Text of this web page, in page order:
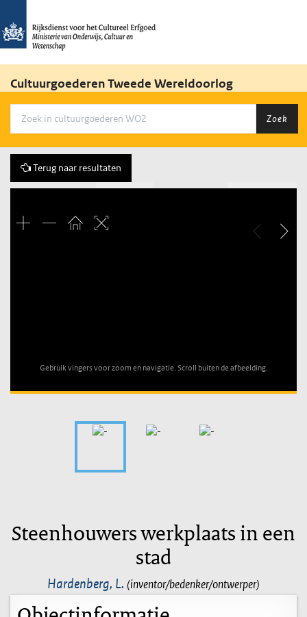
Cultuurgoederen Tweede Wereldoorlog
Zoek
Terug naar resultaten
Gebruik vingers voor zoom en navigatie. Scroll buiten de afbeelding.
Steenhouwers werkplaats in een
stad
Hardenberg, L. (inventor/bedenker/ontwerper)